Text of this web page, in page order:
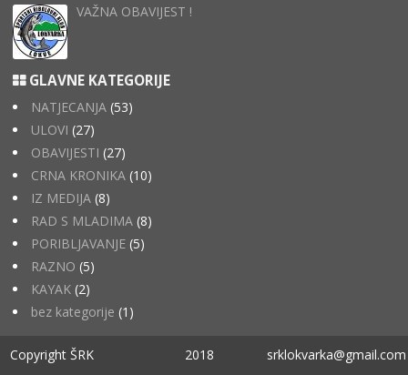
VAŽNA OBAVIJEST !
GLAVNE KATEGORIJE
NATJECANJA (53)
ULOVI (27)
OBAVIJESTI (27)
CRNA KRONIKA (10)
IZ MEDIJA (8)
RAD S MLADIMA (8)
PORIBLJAVANJE (5)
RAZNO (5)
KAYAK (2)
bez kategorije (1)
Copyright ŠRK
2018 srklokvarka@gmail.com